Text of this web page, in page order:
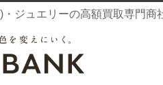
ジュエリーの高額買取専門